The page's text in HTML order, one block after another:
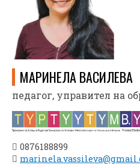
МАРИНЕЛА ВАСИЛЕВА
педагог, управител на
0876188899